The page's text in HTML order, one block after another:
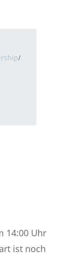
/
14:00 Uhr
ist noch